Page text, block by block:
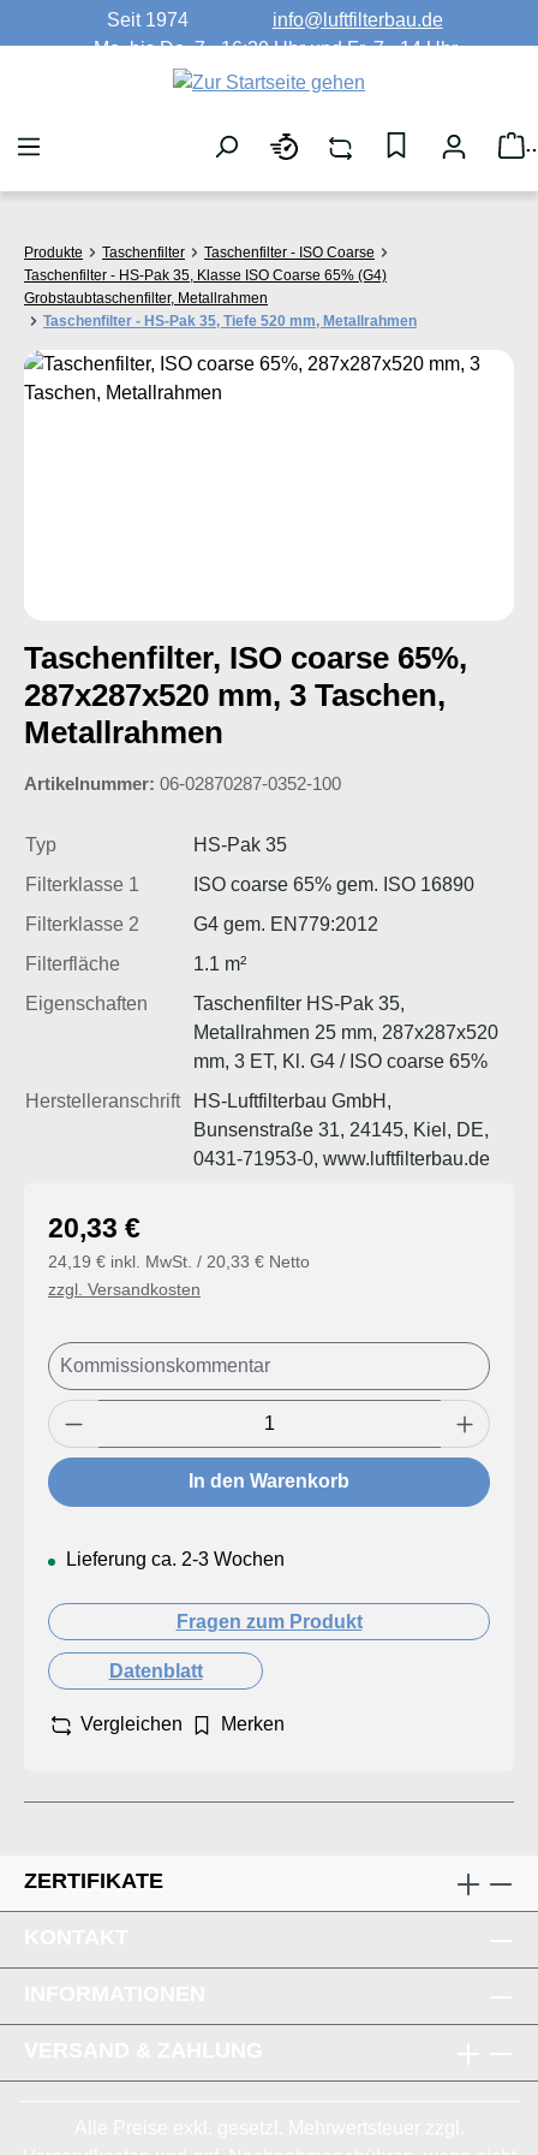
Zum Hauptinhalt springen
Seit 1974
info@luftfilterbau.de
Mo. bis Do. 7 - 16:30 Uhr und Fr. 7 - 14 Uhr
Produkte Taschenfilter
Taschenfilter - ISO Coarse
Taschenfilter - HS-Pak 35, Klasse ISO Coarse 65% (G4)
Grobstaubtaschenfilter, Metallrahmen
Taschenfilter - HS-Pak 35, Tiefe 520 mm, Metallrahmen
Bildergalerie überspringen
Taschenfilter, ISO coarse 65%,
287x287x520 mm, 3 Taschen,
Metallrahmen
Artikelnummer: 06-02870287-0352-100
Typ
HS-Pak 35
Filterklasse 1
ISO coarse 65% gem. ISO 16890
Filterklasse 2
G4 gem. EN779:2012
Filterfläche
1.1 m²
Eigenschaften
Taschenfilter HS-Pak 35,
Metallrahmen 25 mm, 287x287x520
mm, 3 ET, Kl. G4 / ISO coarse 65%
Herstelleranschrift
HS-Luftfilterbau GmbH,
Bunsenstraße 31, 24145, Kiel, DE,
0431-71953-0, www.luftfilterbau.de
Regulärer Preis:
20,33 €
24,19 € inkl. MwSt. / 20,33 € Netto
zzgl. Versandkosten
Produkt Anzahl: Gib den gewünschten
In den Warenkorb
Lieferung ca. 2-3 Wochen
Fragen zum Produkt
Datenblatt
Vergleichen Merken
ZERTIFIKATE